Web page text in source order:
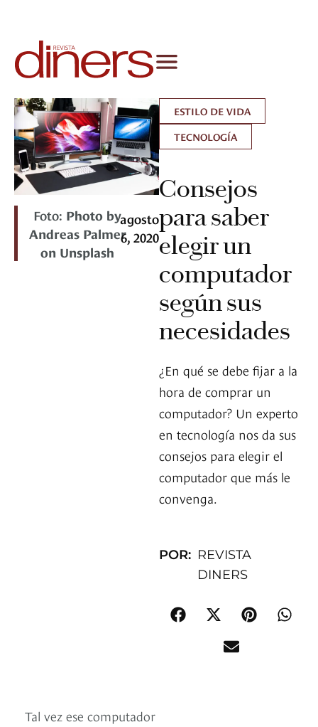
Foto: Photo by
Andreas Palmer
on Unsplash
agosto
6, 2020
ESTILO DE VIDA
TECNOLOGÍA
Consejos
para saber
elegir un
computador
según sus
necesidades
¿En qué se debe fijar a la
hora de comprar un
computador? Un experto
en tecnología nos da sus
consejos para elegir el
computador que más le
convenga.
POR: REVISTA
DINERS
Tal vez ese computador